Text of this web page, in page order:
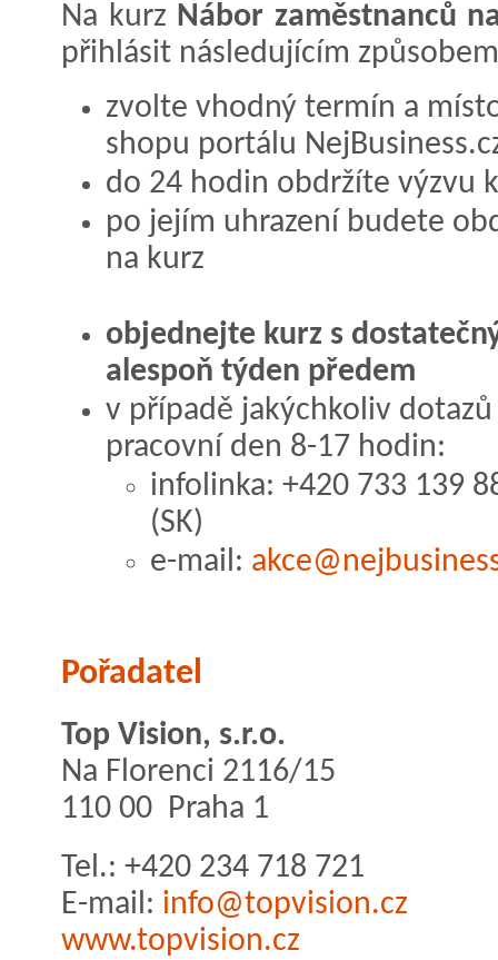
Na kurz Nábor zaměstnanců
přihlásit následujícím
zvolte vhodný termín a
shopu portálu
do 24 hodin obdržíte výzvu
po jejím uhrazení budete
na kurz
objednejte kurz s
alespoň týden předem
v případě jakýchkoliv
pracovní den 8-17 hodin:
infolinka: +420 733 139
(SK)
e-mail:
Pořadatel
Top Vision, s.r.o.
Na Florenci 2116/15
110 00 Praha 1
Tel.: +420 234 718 721
E-mail: info@topvision.cz
www.topvision.cz